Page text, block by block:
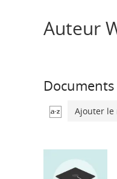
Auteur
Ajouter le